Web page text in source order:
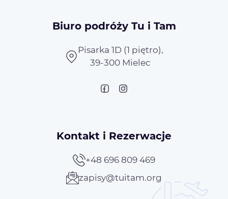
Biuro podróży Tu i Tam
Pisarka 1D (1 piętro),
39-300 Mielec
Kontakt i Rezerwacje
+48 696 809 469
zapisy@tuitam.org